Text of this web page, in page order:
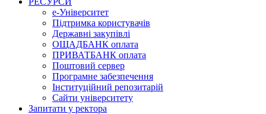
е-Університет
Підтримка користувачів
Державні закупівлі
ОЩАДБАНК оплата
ПРИВАТБАНК оплата
Поштовий сервер
Програмне забезпечення
Інституційний репозитарій
Сайти університету
Запитати у ректора